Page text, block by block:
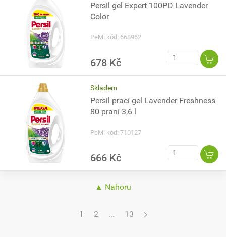
Persil gel Expert 100PD Lavender
Color
PeMi kód: 668962
678 Kč
Skladem
Persil prací gel Lavender Freshness
80 praní 3,6 l
PeMi kód: 710127
666 Kč
▲ Nahoru
1 2 ... 13